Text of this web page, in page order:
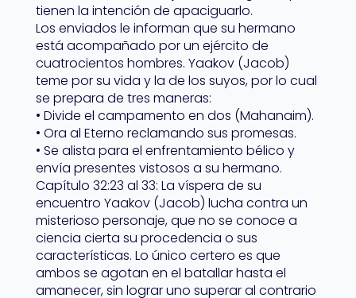
tienen la intención de apaciguarlo.
Los enviados le informan que su hermano
está acompañado por un ejército de
cuatrocientos hombres. Yaakov (Jacob)
teme por su vida y la de los suyos, por lo cual
se prepara de tres maneras:
• Divide el campamento en dos (Mahanaim).
• Ora al Eterno reclamando sus promesas.
• Se alista para el enfrentamiento bélico y
envía presentes vistosos a su hermano.
Capítulo 32:23 al 33: La víspera de su
encuentro Yaakov (Jacob) lucha contra un
misterioso personaje, que no se conoce a
ciencia cierta su procedencia o sus
características. Lo único certero es que
ambos se agotan en el batallar hasta el
amanecer, sin lograr uno superar al contrario